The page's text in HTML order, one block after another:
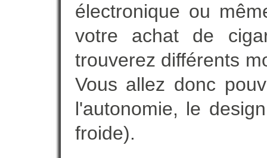
électronique ou
votre achat de
trouverez différents
Vous allez donc
l'autonomie, le
froide).